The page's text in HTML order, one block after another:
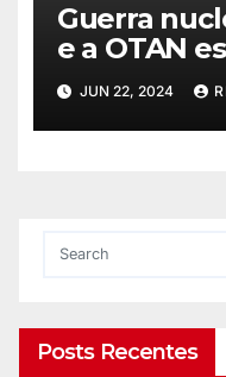
Guerra
e a OTAN
JUN 22, 2024
Posts Recentes